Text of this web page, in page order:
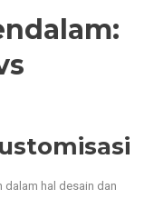
hal desain dan